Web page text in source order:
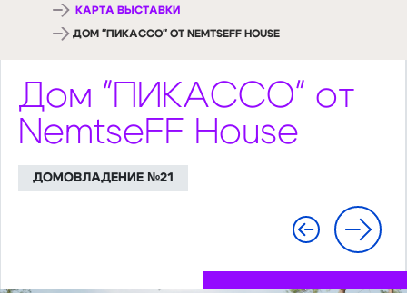
КАРТА ВЫСТАВКИ
ДОМ "ПИКАССО" ОТ NEMTSEFF HOUSE
Дом "ПИКАССО" от
NemtseFF House
ДОМОВЛАДЕНИЕ №21